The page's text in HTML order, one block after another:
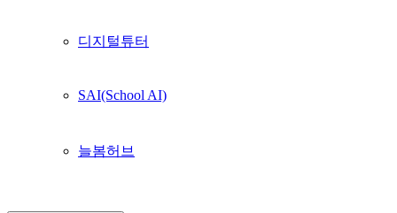
디지털튜터
SAI(School AI)
늘봄허브